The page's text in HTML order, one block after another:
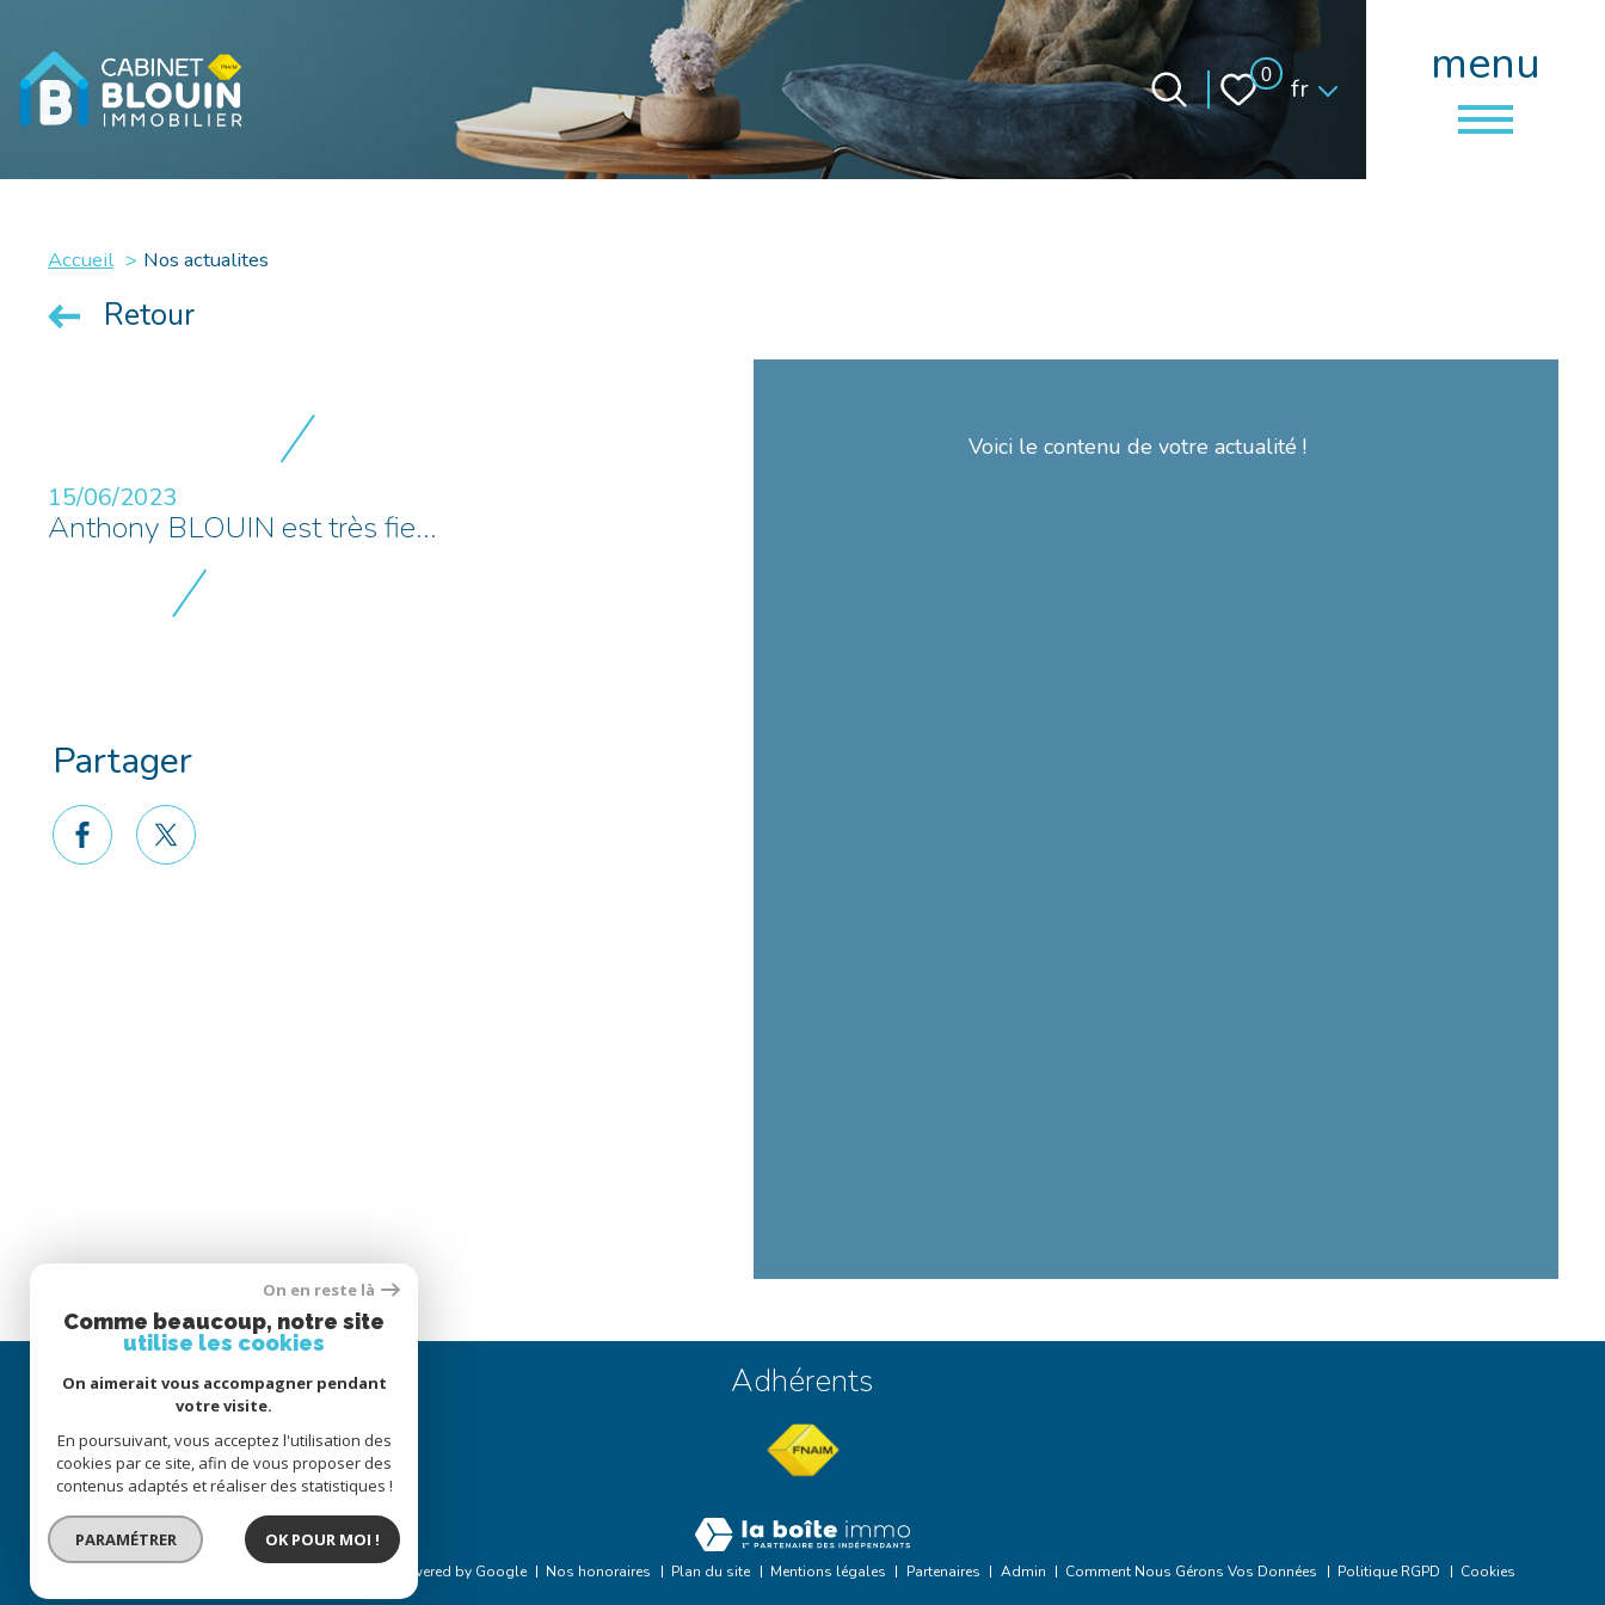
menu
0 Langue
fr
Accueil Nos actualites
Retour
15/06/2023
Anthony BLOUIN est très fie...
Partager
facebooktwitter
Voici le contenu de votre actualité !
Adhérents
Traduction powered by Google Nos honoraires Plan du site Mentions légales Partenaires Admin Comment Nous Gérons Vos Données Politique RGPD Cookies
On en reste là
Comme beaucoup, notre site
utilise les cookies
On aimerait vous accompagner pendant
votre visite.
En poursuivant, vous acceptez l'utilisation des
cookies par ce site, afin de vous proposer des
contenus adaptés et réaliser des statistiques !
PARAMÉTRER OK POUR MOI !